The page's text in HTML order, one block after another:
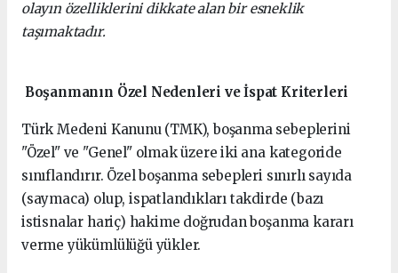
olayın özelliklerini dikkate alan bir esneklik
taşımaktadır.
Boşanmanın Özel Nedenleri ve İspat Kriterleri
Türk Medeni Kanunu (TMK), boşanma sebeplerini
"Özel" ve "Genel" olmak üzere iki ana kategoride
sınıflandırır. Özel boşanma sebepleri sınırlı sayıda
(saymaca) olup, ispatlandıkları takdirde (bazı
istisnalar hariç) hakime doğrudan boşanma kararı
verme yükümlülüğü yükler.